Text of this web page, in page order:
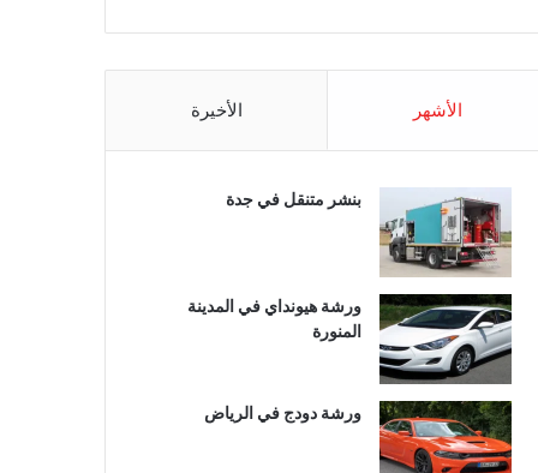
الأشهر الأخيرة
بنشر متنقل في جدة
ورشة هيونداي في المدينة
المنورة
ورشة دودج في الرياض